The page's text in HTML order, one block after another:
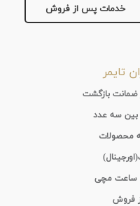
خدمات پس از فروش
تایمر
بین سه عدد
فروش